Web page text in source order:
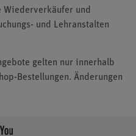
und
und Lehranstalten
gelten nur innerhalb
Bestellungen. Änderungen